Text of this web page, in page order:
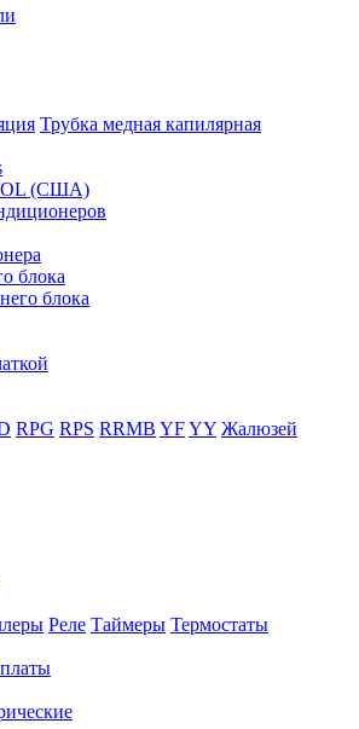
Трубка медная капилярная
(США)
блока
блока
RPG RPS RRMB YFYY Жалюзей
Реле Таймеры Термостаты